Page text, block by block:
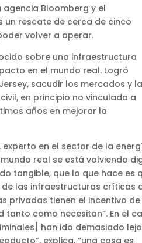
Bloomberg y el
un rescate de cerca de cinco
volver a operar.
sobre una infraestructura
en el mundo real. Logró
sacudir los mercados y
en principio no vinculada a
años en mejorar la
experto en el sector de la
real se está volviendo
tangible, que lo que hace es
de las infraestructuras críticas
privadas tienen el incentivo de
como necesitan”. En el
han ido demasiado